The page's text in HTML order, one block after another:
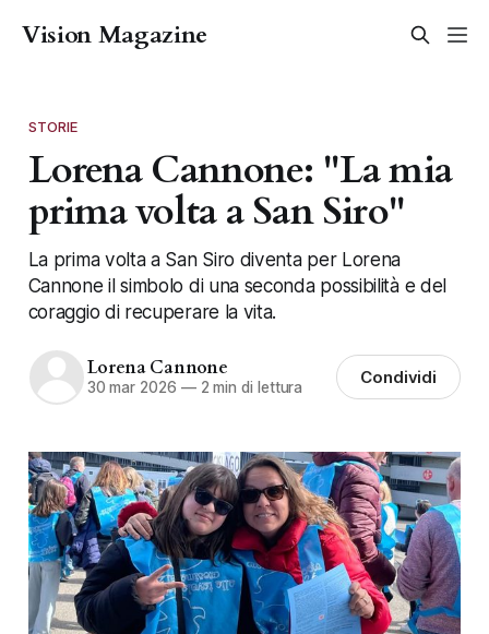
Vision Magazine
STORIE
Lorena Cannone: "La mia
prima volta a San Siro"
La prima volta a San Siro diventa per Lorena
Cannone il simbolo di una seconda possibilità e del
coraggio di recuperare la vita.
Lorena Cannone
30 mar 2026 —2 min di lettura Condividi